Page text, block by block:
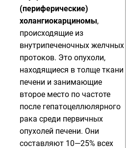
(периферические)
холангиокарциномы,
происходящие из
внутрипеченочных желчных
протоков. Это опухоли,
находящиеся в толще ткани
печени и занимающие
второе место по частоте
после гепатоцеллюлярного
рака среди первичных
опухолей печени. Они
составляют 10—25% всех